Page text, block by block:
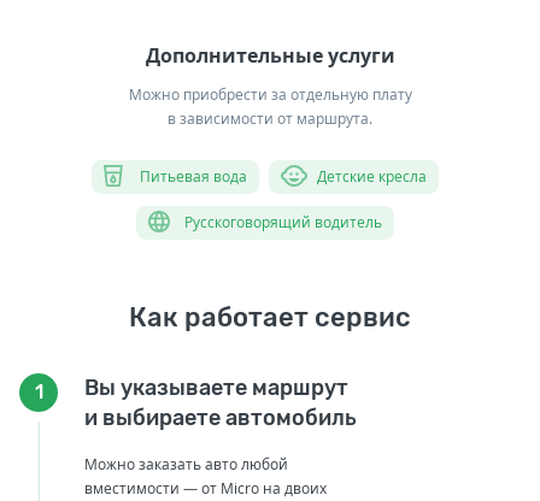
Дополнительные услуги
Можно приобрести за отдельную плату
в зависимости от маршрута.
Питьевая вода Детские кресла
Русскоговорящий водитель
Как работает сервис
1
Вы указываете маршрут
и выбираете автомобиль
Можно заказать авто любой
вместимости — от Micro на двоих